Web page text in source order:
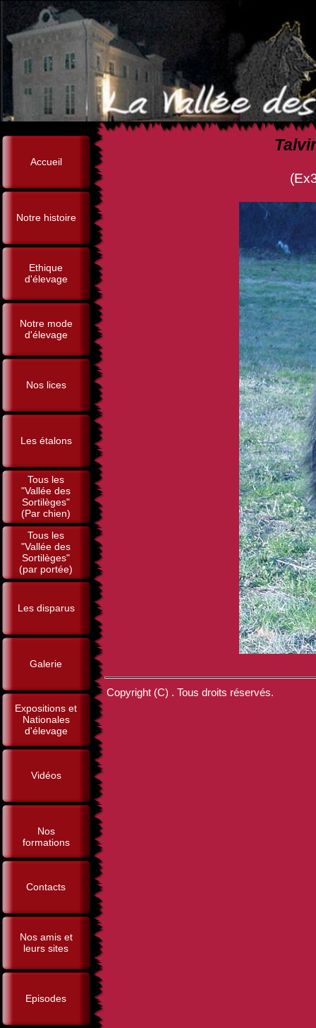
Accueil
Notre histoire
Ethique
d'élevage
Notre mode
d'élevage
Nos lices
Les étalons
Tous les
"Vallée des
Sortilèges"
(Par chien)
Tous les
"Vallée des
Sortilèges"
(par portée)
Les disparus
Galerie
Expositions et
Nationales
d'élevage
Vidéos
Nos
formations
Contacts
Nos amis et
leurs sites
Episodes
(Ex3, Br Ag, Othain
Copyright (C) . Tous droits réservés.